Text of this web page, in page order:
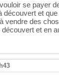
se payer
découvert et
vendre des
et en